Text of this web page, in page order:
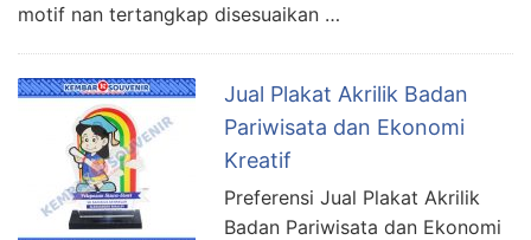
motif nan tertangkap disesuaikan …
Jual Plakat Akrilik Badan
Pariwisata dan Ekonomi
Kreatif
Preferensi Jual Plakat Akrilik
Badan Pariwisata dan Ekonomi